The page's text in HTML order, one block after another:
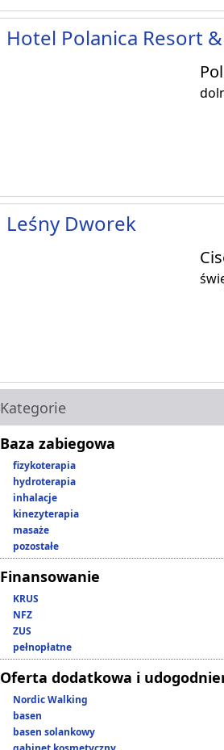
Hotel Polanica Resort &
Leśny Dworek
Kategorie
Baza zabiegowa
fizykoterapia
hydroterapia
inhalacje
kinezyterapia
masaże
pozostałe
Finansowanie
KRUS
NFZ
ZUS
pełnopłatne
Oferta dodatkowa i
Nordic Walking
basen
basen solankowy